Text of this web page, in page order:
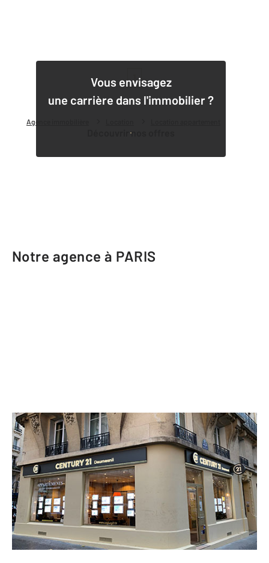
Agence immobilière
Vous envisagez
une carrière dans l'immobilier ?
Découvrir nos offres
1
Notre agence à PARIS
CENTURY 21 Daumesnil
57 boulevard de Reuilly
PARIS - 75012
Envoyer un message
Téléphoner à l'agence